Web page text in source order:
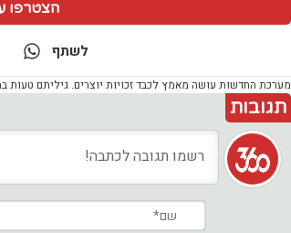
הצטרפו
לשתף
מערכת החדשות עושה מאמץ לכבד זכויות יוצרים. גיליתם טעות
תגובות